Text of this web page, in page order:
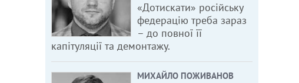
«Дотискати» російську
федерацію треба зараз
– до повної її
капітуляції та демонтажу.
МИХАЙЛО ПОЖИВАНОВ